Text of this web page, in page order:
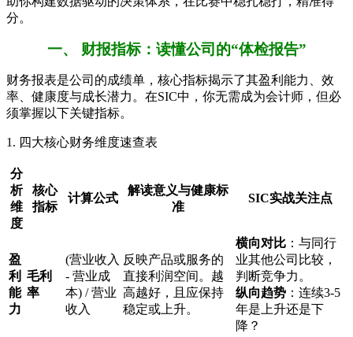
分。
一、 财报指标：读懂公司的“体检报告”
财务报表是公司的成绩单，核心指标揭示了其盈利能力、效
率、健康度与成长潜力。在SIC中，你无需成为会计师，但必
须掌握以下关键指标。
1. 四大核心财务维度速查表
分
析
维
度
核心
指标
计算公式
解读意义与健康标
准
SIC实战关注点
盈
利
能
力
毛利
率
(营业收入
- 营业成
本) / 营业
收入
反映产品或服务的
直接利润空间。越
高越好，且应保持
稳定或上升。
横向对比 ：与同行
业其他公司比较，
判断竞争力。
纵向趋势 ：连续3-5
年是上升还是下
降？